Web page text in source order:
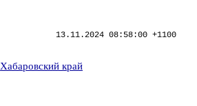
13.11.2024 08:58:00 +1100
Хабаровский край